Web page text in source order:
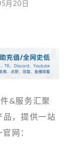
月20日
&服务汇聚
品，提供一站
网：